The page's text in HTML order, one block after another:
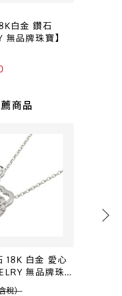
白金 鑽石
無品牌珠寶】
商品
18K 白金 愛心
無品牌珠
8.5g
稅）